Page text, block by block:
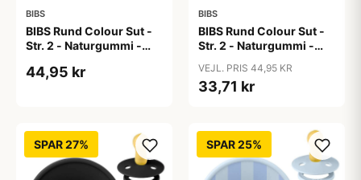
BIBS
BIBS Rund Colour Sut -
Str. 2 - Naturgummi -
44,95 kr
BIBS
BIBS Rund Colour Sut -
Str. 2 - Naturgummi -
VEJL. PRIS 44,95 KR
33,71 kr
SPAR 27% SPAR 25%